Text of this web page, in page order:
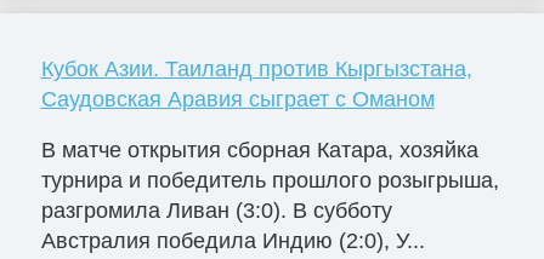
Кубок Азии. Таиланд против Кыргызстана,
Саудовская Аравия сыграет с Оманом
В матче открытия сборная Катара, хозяйка
турнира и победитель прошлого розыгрыша,
разгромила Ливан (3:0). В субботу
Австралия победила Индию (2:0), У...